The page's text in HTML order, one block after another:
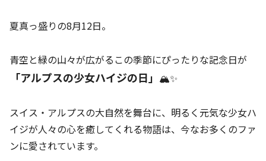
夏真っ盛りの8月12日。
青空と緑の山々が広がるこの季節にぴったりな記念日が
「アルプスの少女ハイジの日」 🏔️✨
スイス・アルプスの大自然を舞台に、明るく元気な少女ハ
イジが人々の心を癒してくれる物語は、今なお多くのファ
ンに愛されています。